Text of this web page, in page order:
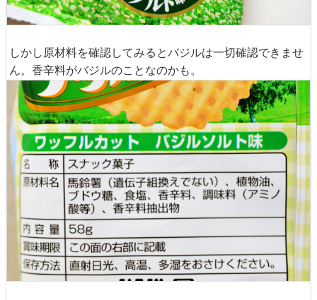
しかし原材料を確認してみるとバジルは一切確認できませ
ん。香辛料がバジルのことなのかも。